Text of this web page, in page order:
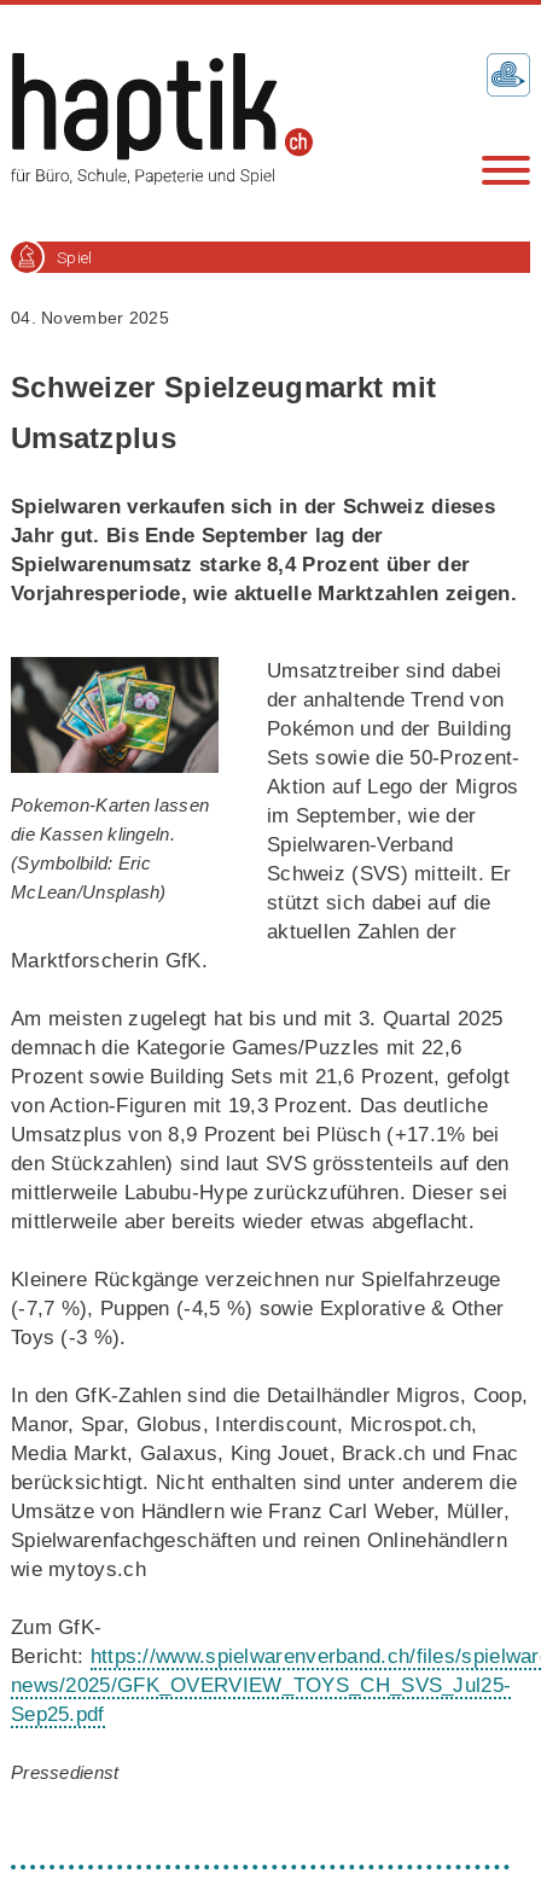
Spiel
04. November 2025
Schweizer Spielzeugmarkt mit
Umsatzplus
Spielwaren verkaufen sich in der Schweiz dieses
Jahr gut. Bis Ende September lag der
Spielwarenumsatz starke 8,4 Prozent über der
Vorjahresperiode, wie aktuelle Marktzahlen zeigen.
Pokemon-Karten lassen
die Kassen klingeln.
(Symbolbild: Eric
McLean/Unsplash)
Umsatztreiber sind dabei
der anhaltende Trend von
Pokémon und der Building
Sets sowie die 50-Prozent-
Aktion auf Lego der Migros
im September, wie der
Spielwaren-Verband
Schweiz (SVS) mitteilt. Er
stützt sich dabei auf die
aktuellen Zahlen der
Marktforscherin GfK.
Am meisten zugelegt hat bis und mit 3. Quartal 2025
demnach die Kategorie Games/Puzzles mit 22,6
Prozent sowie Building Sets mit 21,6 Prozent, gefolgt
von Action-Figuren mit 19,3 Prozent. Das deutliche
Umsatzplus von 8,9 Prozent bei Plüsch (+17.1% bei
den Stückzahlen) sind laut SVS grösstenteils auf den
mittlerweile Labubu-Hype zurückzuführen. Dieser sei
mittlerweile aber bereits wieder etwas abgeflacht.
Kleinere Rückgänge verzeichnen nur Spielfahrzeuge
(-7,7 %), Puppen (-4,5 %) sowie Explorative & Other
Toys (-3 %).
In den GfK-Zahlen sind die Detailhändler Migros, Coop,
Manor, Spar, Globus, Interdiscount, Microspot.ch,
Media Markt, Galaxus, King Jouet, Brack.ch und Fnac
berücksichtigt. Nicht enthalten sind unter anderem die
Umsätze von Händlern wie Franz Carl Weber, Müller,
Spielwarenfachgeschäften und reinen Onlinehändlern
wie mytoys.ch
Zum GfK-
Bericht: https://www.spielwarenverband.ch/files/
news/2025/GFK_OVERVIEW_TOYS_CH_SVS_Jul25-
Sep25.pdf
Pressedienst